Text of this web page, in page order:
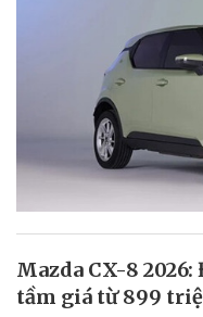
Mazda CX-8
tầm giá từ 899